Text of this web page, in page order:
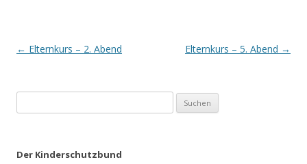
Post
← Elternkurs – 2. Abend Elternkurs – 5. Abend →
nach:
Der Kinderschutzbund